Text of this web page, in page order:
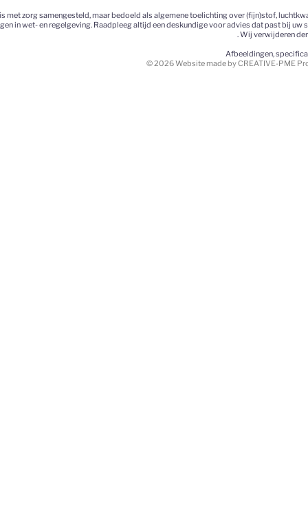
met zorg samengesteld, maar bedoeld als algemene toelichting over (fijn)stof,
in wet- en regelgeving. Raadpleeg altijd een deskundige voor advies dat past bij
. Wij verwijderen
Afbeeldingen,
© 2026 Website made by CREATIVE-PME